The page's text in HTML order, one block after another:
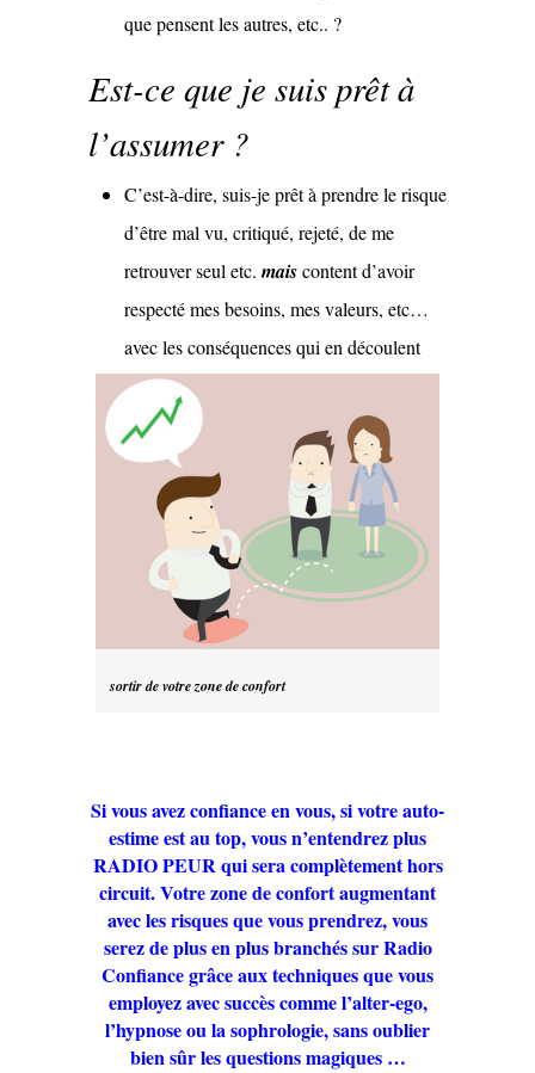
que pensent les autres, etc.. ?
Est-ce que je suis prêt à
l’assumer ?
C’est-à-dire, suis-je prêt à prendre le risque
d’être mal vu, critiqué, rejeté, de me
retrouver seul etc. maiscontent d’avoir
respecté mes besoins, mes valeurs, etc…
avec les conséquences qui en découlent
sortir de votre zone de confort
Si vous avez confiance en vous, si votre auto-
estime est au top, vous n’entendrez plus
RADIO PEUR qui sera complètement hors
circuit. Votre zone de confort augmentant
avec les risques que vous prendrez, vous
serez de plus en plus branchés sur Radio
Confiance grâce aux techniques que vous
employez avec succès comme l’alter-ego,
l’hypnose ou la sophrologie, sans oublier
bien sûr les questions magiques …